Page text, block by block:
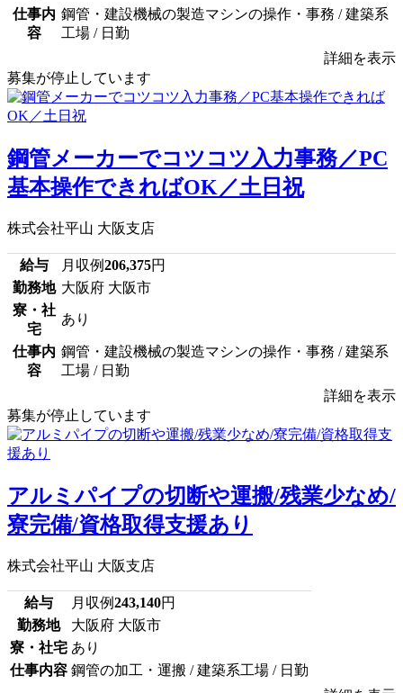
仕事内
容
鋼管・建設機械の製造マシンの操作・事務 / 建築系
工場 / 日勤
詳細を表示
募集が停止しています
鋼管メーカーでコツコツ入力事務／PC
基本操作できればOK／土日祝
株式会社平山 大阪支店
給与 月収例206,375円
勤務地 大阪府 大阪市
寮・社
宅
あり
仕事内
容
鋼管・建設機械の製造マシンの操作・事務 / 建築系
工場 / 日勤
詳細を表示
募集が停止しています
アルミパイプの切断や運搬/残業少なめ/
寮完備/資格取得支援あり
株式会社平山 大阪支店
給与 月収例243,140円
勤務地
大阪府 大阪市
寮・社宅 あり
仕事内容 鋼管の加工・運搬 / 建築系工場 / 日勤